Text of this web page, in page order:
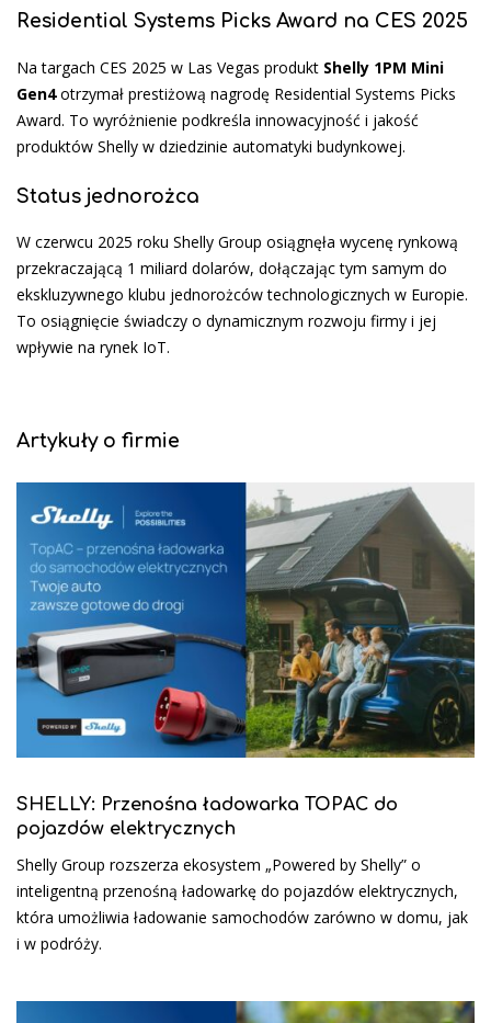
Residential Systems Picks Award na CES 2025
Na targach CES 2025 w Las Vegas produkt Shelly 1PM Mini
Gen4otrzymał prestiżową nagrodę Residential Systems Picks
Award. To wyróżnienie podkreśla innowacyjność i jakość
produktów Shelly w dziedzinie automatyki budynkowej.
Status jednorożca
W czerwcu 2025 roku Shelly Group osiągnęła wycenę rynkową
przekraczającą 1 miliard dolarów, dołączając tym samym do
ekskluzywnego klubu jednorożców technologicznych w Europie.
To osiągnięcie świadczy o dynamicznym rozwoju firmy i jej
wpływie na rynek IoT.
Artykuły o firmie
SHELLY: Przenośna ładowarka TOPAC do
pojazdów elektrycznych
Shelly Group rozszerza ekosystem „Powered by Shelly” o
inteligentną przenośną ładowarkę do pojazdów elektrycznych,
która umożliwia ładowanie samochodów zarówno w domu, jak
i w podróży.